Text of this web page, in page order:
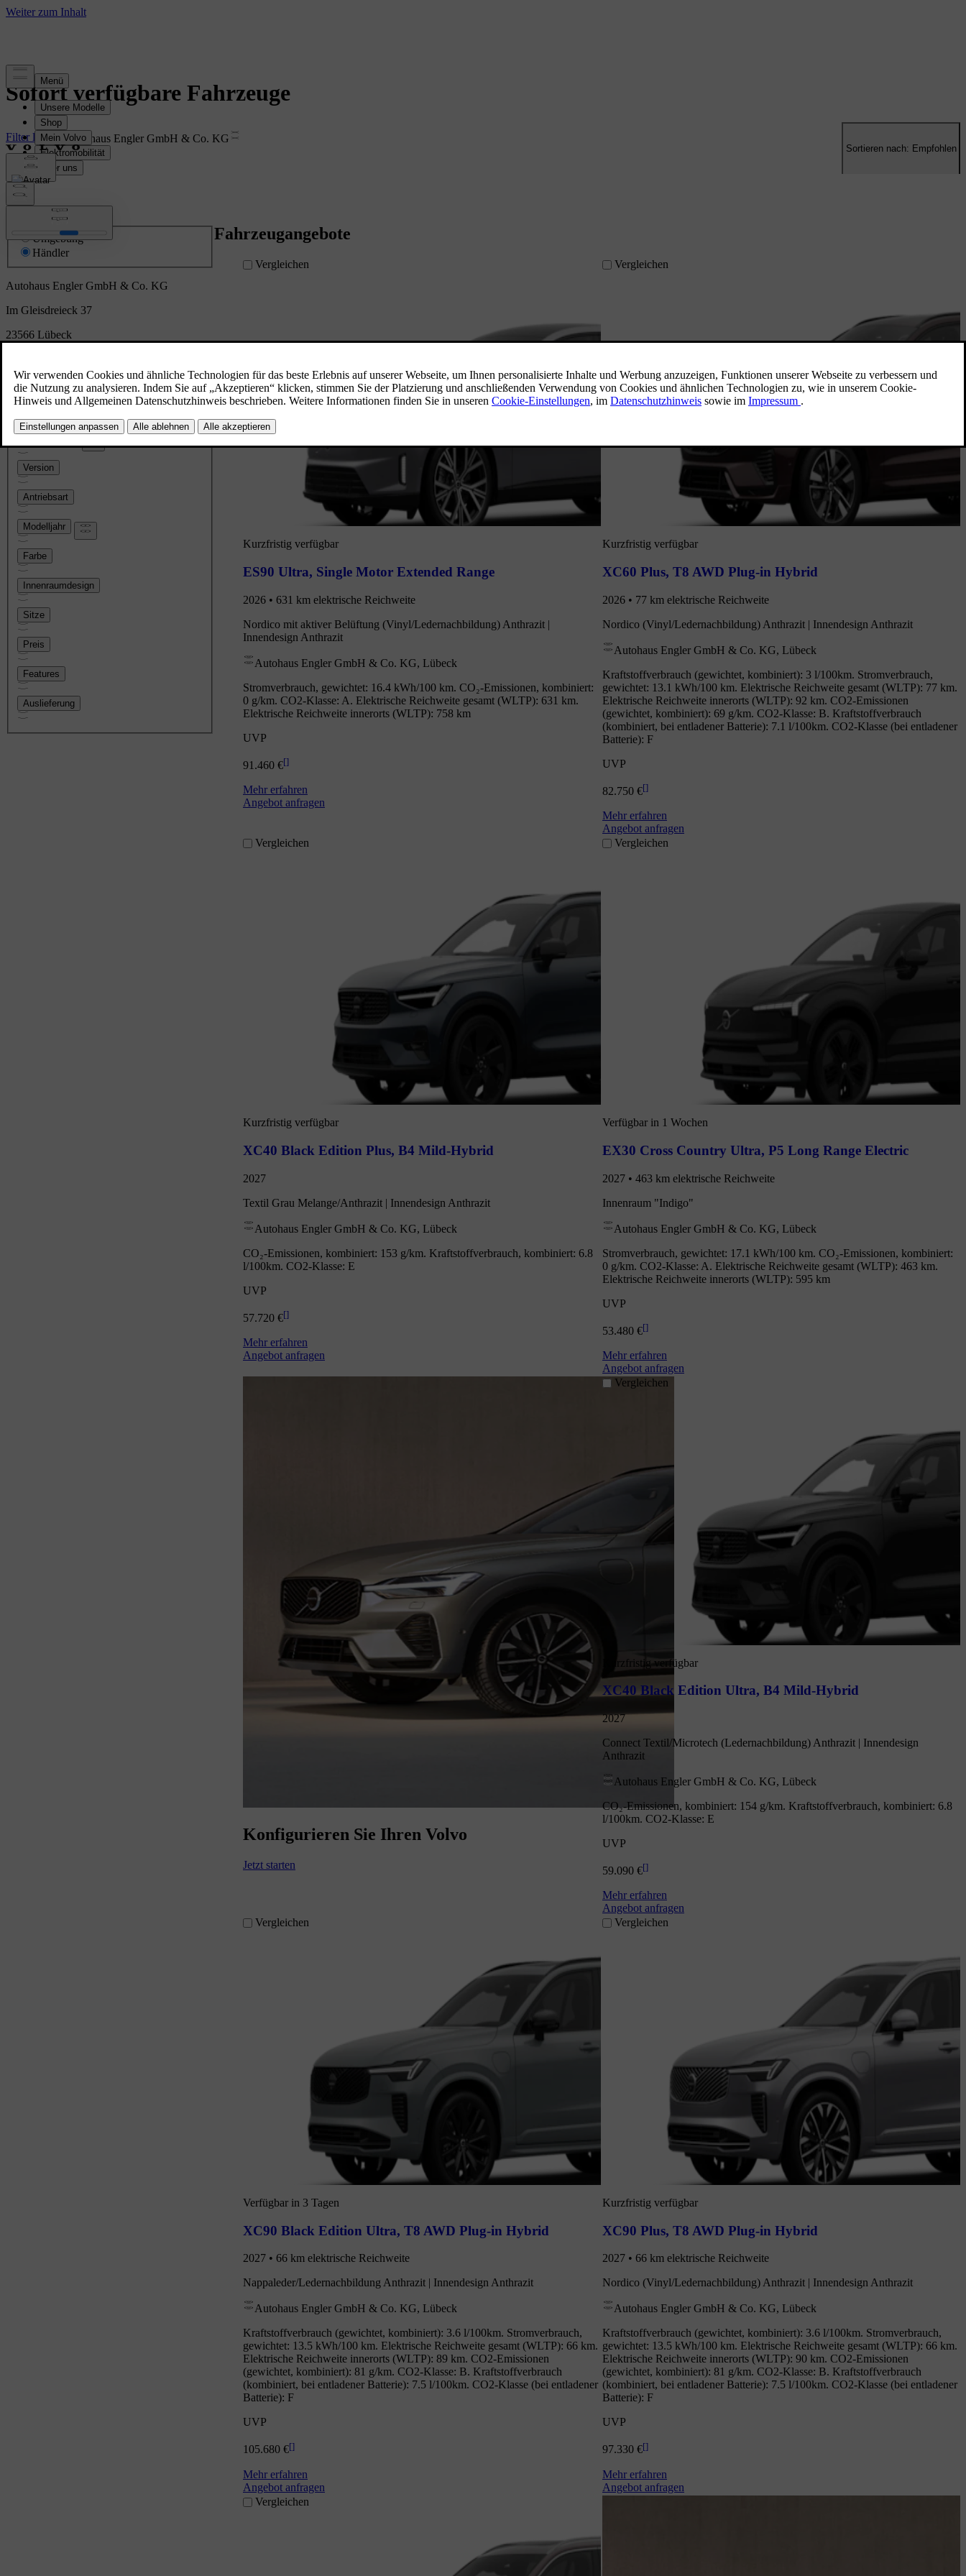
Sofort verfügbare Fahrzeuge
Filter löschenAutohaus Engler GmbH & Co. KG
Sortieren nach: Empfohlen
Suche nach
Umgebung
Händler
Autohaus Engler GmbH & Co. KG
Im Gleisdreieck 37
23566 Lübeck
Motortyp
Version
Antriebsart
Modelljahr
Farbe
Innenraumdesign
Sitze
Preis
Features
Auslieferung
Fahrzeugangebote
Vergleichen
Kurzfristig verfügbar
ES90 Ultra, Single Motor Extended Range
2026 • 631 km elektrische Reichweite
Nordico mit aktiver Belüftung (Vinyl/Ledernachbildung) Anthrazit |
Innendesign Anthrazit
Autohaus Engler GmbH & Co. KG, Lübeck
Stromverbrauch, gewichtet: 16.4 kWh/100 km. CO₂-Emissionen, kombiniert:
0 g/km. CO2-Klasse: A. Elektrische Reichweite gesamt (WLTP): 631 km.
Elektrische Reichweite innerorts (WLTP): 758 km
UVP
91.460 €[]
Mehr erfahren
Angebot anfragen
Vergleichen
Kurzfristig verfügbar
XC60 Plus, T8 AWD Plug-in Hybrid
2026 • 77 km elektrische Reichweite
Nordico (Vinyl/Ledernachbildung) Anthrazit | Innendesign Anthrazit
Autohaus Engler GmbH & Co. KG, Lübeck
Kraftstoffverbrauch (gewichtet, kombiniert): 3 l/100km. Stromverbrauch,
gewichtet: 13.1 kWh/100 km. Elektrische Reichweite gesamt (WLTP): 77 km.
Elektrische Reichweite innerorts (WLTP): 92 km. CO2-Emissionen
(gewichtet, kombiniert): 69 g/km. CO2-Klasse: B. Kraftstoffverbrauch
(kombiniert, bei entladener Batterie): 7.1 l/100km. CO2-Klasse (bei entladener
Batterie): F
UVP
82.750 €[]
Mehr erfahren
Angebot anfragen
Vergleichen
Kurzfristig verfügbar
XC40 Black Edition Plus, B4 Mild-Hybrid
2027
Textil Grau Melange/Anthrazit | Innendesign Anthrazit
Autohaus Engler GmbH & Co. KG, Lübeck
CO₂-Emissionen, kombiniert: 153 g/km. Kraftstoffverbrauch, kombiniert: 6.8
l/100km. CO2-Klasse: E
UVP
57.720 €[]
Mehr erfahren
Angebot anfragen
Vergleichen
Verfügbar in 1 Wochen
EX30 Cross Country Ultra, P5 Long Range Electric
2027 • 463 km elektrische Reichweite
Innenraum "Indigo"
Autohaus Engler GmbH & Co. KG, Lübeck
Stromverbrauch, gewichtet: 17.1 kWh/100 km. CO₂-Emissionen, kombiniert:
0 g/km. CO2-Klasse: A. Elektrische Reichweite gesamt (WLTP): 463 km.
Elektrische Reichweite innerorts (WLTP): 595 km
UVP
53.480 €[]
Mehr erfahren
Angebot anfragen
Konfigurieren Sie Ihren Volvo
Jetzt starten
Vergleichen
Kurzfristig verfügbar
XC40 Black Edition Ultra, B4 Mild-Hybrid
2027
Connect Textil/Microtech (Ledernachbildung) Anthrazit | Innendesign
Anthrazit
Autohaus Engler GmbH & Co. KG, Lübeck
CO₂-Emissionen, kombiniert: 154 g/km. Kraftstoffverbrauch, kombiniert: 6.8
l/100km. CO2-Klasse: E
UVP
59.090 €[]
Mehr erfahren
Angebot anfragen
Vergleichen
Verfügbar in 3 Tagen
XC90 Black Edition Ultra, T8 AWD Plug-in Hybrid
2027 • 66 km elektrische Reichweite
Nappaleder/Ledernachbildung Anthrazit | Innendesign Anthrazit
Autohaus Engler GmbH & Co. KG, Lübeck
Kraftstoffverbrauch (gewichtet, kombiniert): 3.6 l/100km. Stromverbrauch,
gewichtet: 13.5 kWh/100 km. Elektrische Reichweite gesamt (WLTP): 66 km.
Elektrische Reichweite innerorts (WLTP): 89 km. CO2-Emissionen
(gewichtet, kombiniert): 81 g/km. CO2-Klasse: B. Kraftstoffverbrauch
(kombiniert, bei entladener Batterie): 7.5 l/100km. CO2-Klasse (bei entladener
Batterie): F
UVP
105.680 €[]
Mehr erfahren
Angebot anfragen
Vergleichen
Kurzfristig verfügbar
XC90 Plus, T8 AWD Plug-in Hybrid
2027 • 66 km elektrische Reichweite
Nordico (Vinyl/Ledernachbildung) Anthrazit | Innendesign Anthrazit
Autohaus Engler GmbH & Co. KG, Lübeck
Kraftstoffverbrauch (gewichtet, kombiniert): 3.6 l/100km. Stromverbrauch,
gewichtet: 13.5 kWh/100 km. Elektrische Reichweite gesamt (WLTP): 66 km.
Elektrische Reichweite innerorts (WLTP): 90 km. CO2-Emissionen
(gewichtet, kombiniert): 81 g/km. CO2-Klasse: B. Kraftstoffverbrauch
(kombiniert, bei entladener Batterie): 7.5 l/100km. CO2-Klasse (bei entladener
Batterie): F
UVP
97.330 €[]
Mehr erfahren
Angebot anfragen
Vergleichen